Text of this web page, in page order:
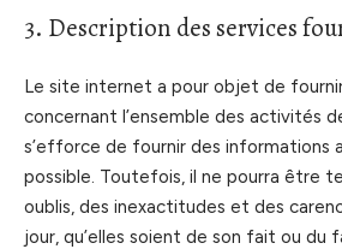
3. Description des services
Le site internet a pour objet de
concernant l’ensemble des activités
s’efforce de fournir des informations
possible. Toutefois, il ne pourra être
oublis, des inexactitudes et des
jour, qu’elles soient de son fait ou du